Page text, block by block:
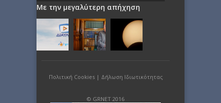
Με την μεγαλύτερη απήχηση
Πολιτική Cookies| Δήλωση Ιδιωτικότητας
© GRNET 2016